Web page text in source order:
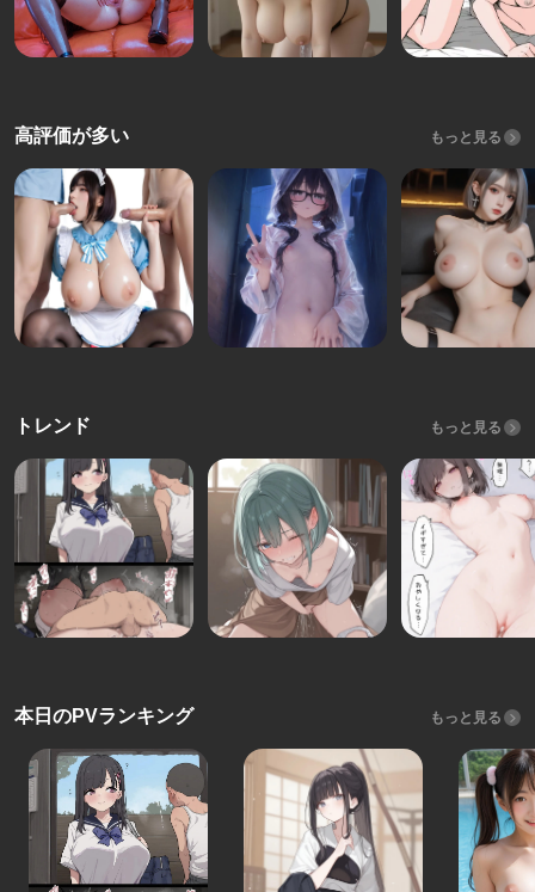
高評価が多い もっと見る
トレンド もっと見る
本日のPVランキング もっと見る